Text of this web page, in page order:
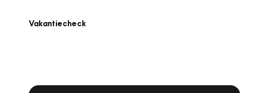
Vakantiecheck